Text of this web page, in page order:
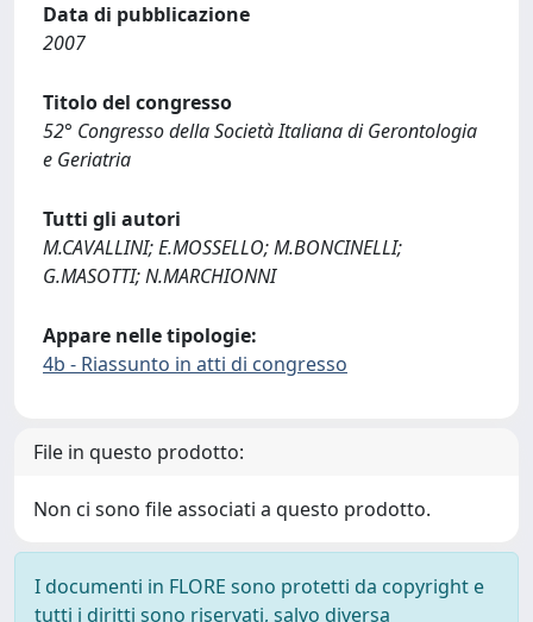
Data di pubblicazione
2007
Titolo del congresso
52° Congresso della Società Italiana di Gerontologia
e Geriatria
Tutti gli autori
M.CAVALLINI; E.MOSSELLO; M.BONCINELLI;
G.MASOTTI; N.MARCHIONNI
Appare nelle tipologie:
4b - Riassunto in atti di congresso
File in questo prodotto:
Non ci sono file associati a questo prodotto.
I documenti in FLORE sono protetti da copyright e
tutti i diritti sono riservati, salvo diversa